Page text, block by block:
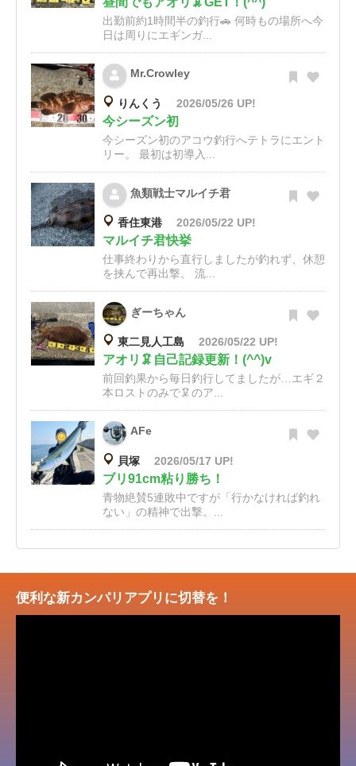
出勤前約1時間半の釣行🚗 何時もの場所へ今
日は周りにエギンガ...
Mr.Crowley
りんくう 2026/05/26 UP!
今シーズン初
今シーズン初のアコウ釣行へテトラにエント
リー。 最初は初導入...
魚類戦士マルイチ君
香住東港 2026/05/22 UP!
マルイチ君快挙
仕事終わりから直行しましたが釣れず、休憩
を挟んで再出撃。 流...
ぎーちゃん
東二見人工島 2026/05/22 UP!
アオリ🦑自己記録更新！(^^)v
前回釣果から毎日釣行してましたが…エギ２
本ロストのみで🦑のア...
AFe
貝塚 2026/05/17 UP!
ブリ91cm粘り勝ち！
青物絶賛5連敗中ですが「行かなければ釣れ
ない」の精神で出撃。...
便利な新カンパリアプリに切替を！